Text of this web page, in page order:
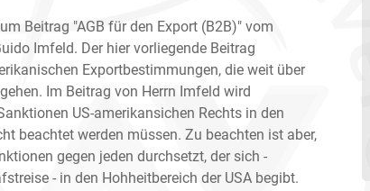
Beitrag "AGB für den Export (B2B)" vom
Imfeld. Der hier vorliegende Beitrag
Exportbestimmungen, die weit über
Im Beitrag von Herrn Imfeld wird
US-amerikansichen Rechts in den
beachtet werden müssen. Zu beachten ist aber,
gegen jeden durchsetzt, der sich -
- in den Hohheitbereich der USA begibt.